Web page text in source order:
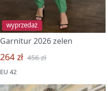
wyprzedaż
Garnitur 2026 zelen
264 zł 456 zł
EU 42